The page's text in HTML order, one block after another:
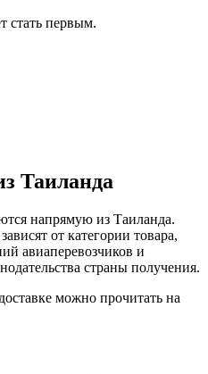
стать первым.
Таиланда
напрямую из Таиланда.
от категории товара,
авиаперевозчиков и
страны получения.
можно прочитать на